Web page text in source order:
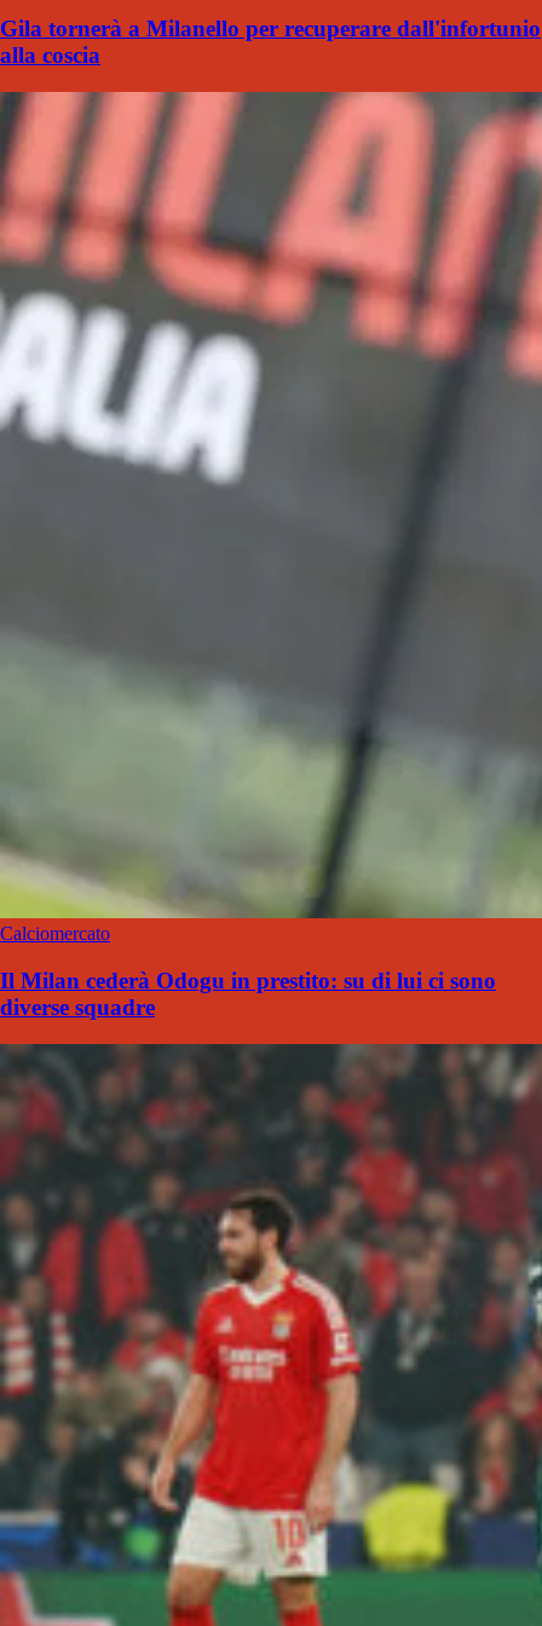
Gila tornerà a Milanello per recuperare dall'infortunio
alla coscia
Calciomercato
Il Milan cederà Odogu in prestito: su di lui ci sono
diverse squadre